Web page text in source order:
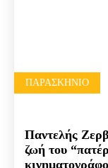
ΠΑΡΑΣΚΉΝΙΟ
Παντελής
ζωή του